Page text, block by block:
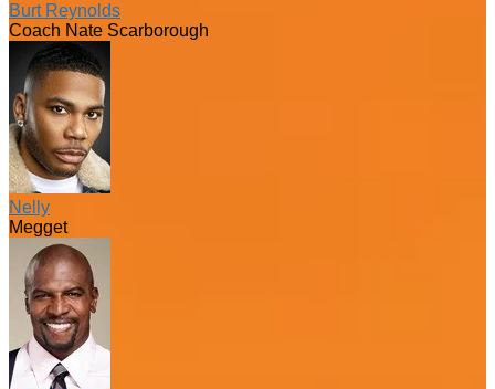
Burt Reynolds
Coach Nate Scarborough
Nelly
Megget